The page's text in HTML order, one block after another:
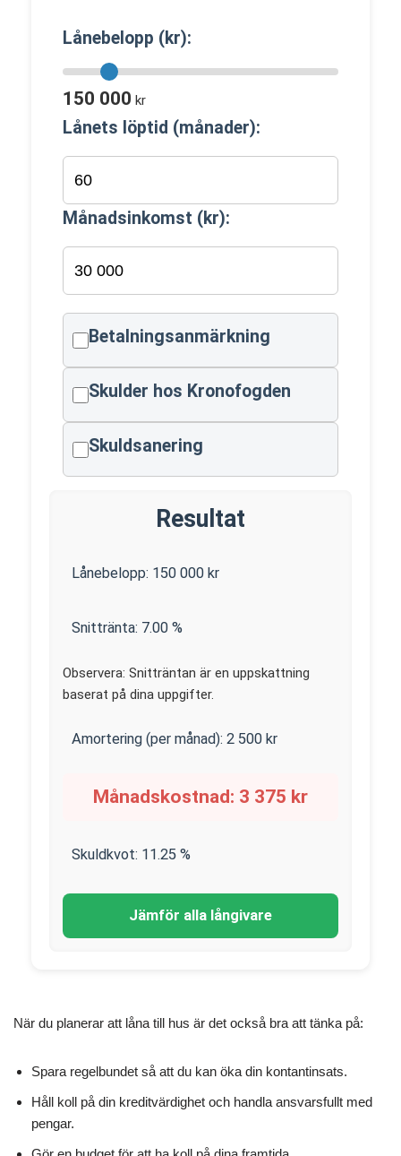
Lånebelopp (kr):
150 000 kr
Lånets löptid (månader):
Månadsinkomst (kr):
Betalningsanmärkning
Skulder hos Kronofogden
Skuldsanering
Resultat
Lånebelopp: 150 000 kr
Snittränta: 7.00 %
Observera: Snitträntan är en uppskattning
baserat på dina uppgifter.
Amortering (per månad): 2 500 kr
Månadskostnad: 3 375 kr
Skuldkvot: 11.25 %
Jämför alla långivare
När du planerar att låna till hus är det också bra att tänka på:
Spara regelbundet så att du kan öka din kontantinsats.
Håll koll på din kreditvärdighet och handla ansvarsfullt med
pengar.